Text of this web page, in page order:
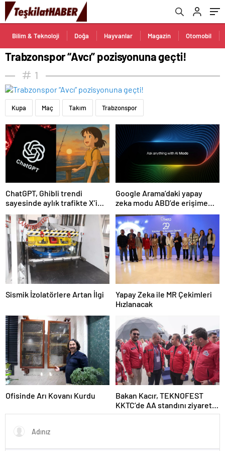
Bilim & Teknoloji Doğa Hayvanlar Magazin Otomobil
Trabzonspor “Avcı” pozisyonuna geçti!
1
Kupa Maç Takım Trabzonspor
ChatGPT, Ghibli trendi
sayesinde aylık trafikte X’i
geçti
Google Arama’daki yapay
zeka modu ABD’de erişime
açıldı
Sismik İzolatörlere Artan İlgi
Yapay Zeka ile MR Çekimleri
Hızlanacak
Ofisinde Arı Kovanı Kurdu
Bakan Kacır, TEKNOFEST
KKTC’de AA standını ziyaret
etti Açıklaması